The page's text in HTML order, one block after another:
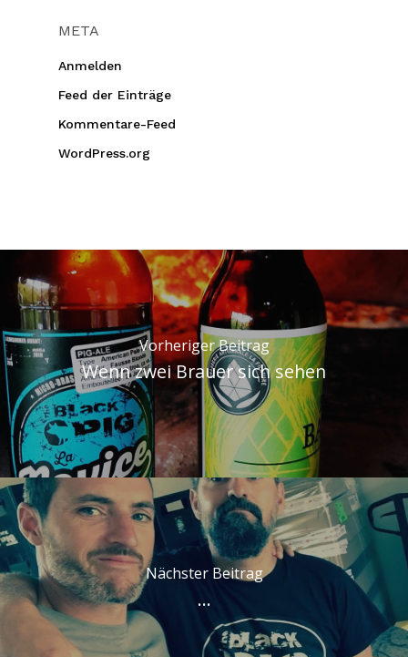
META
Anmelden
Feed der Einträge
Kommentare-Feed
WordPress.org
Vorheriger Beitrag
Wenn zwei Brauer sich sehen
Nächster Beitrag
...